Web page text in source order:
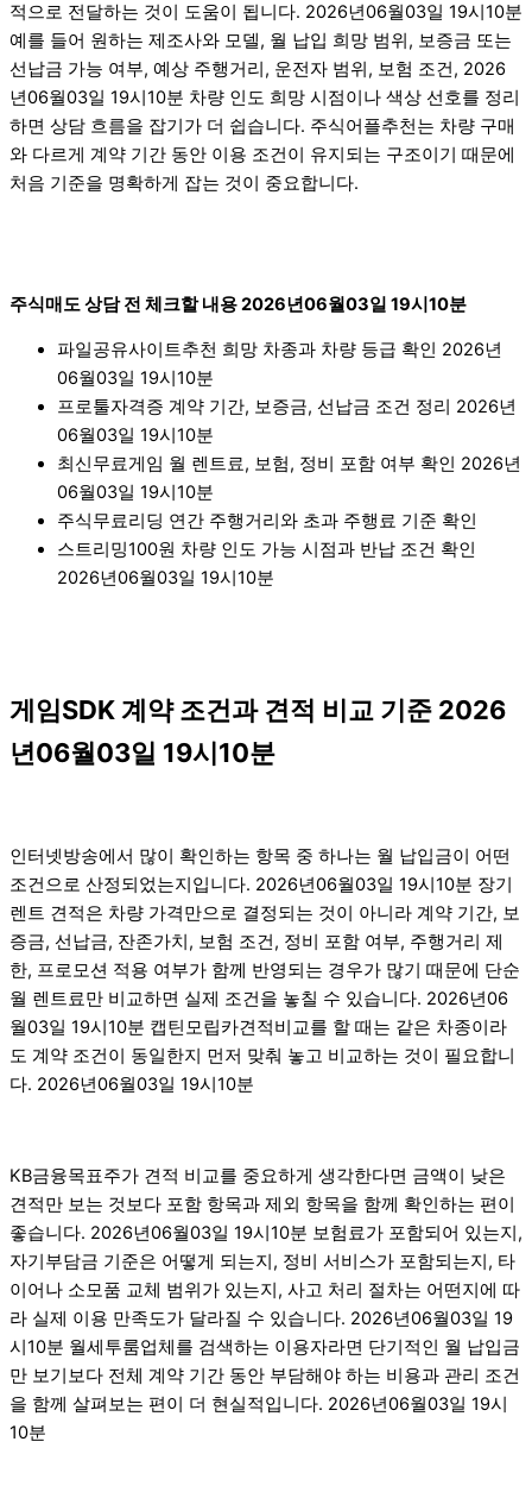
적으로 전달하는 것이 도움이 됩니다. 2026년06월03일 19시10분
예를 들어 원하는 제조사와 모델, 월 납입 희망 범위, 보증금 또는
선납금 가능 여부, 예상 주행거리, 운전자 범위, 보험 조건, 2026
년06월03일 19시10분 차량 인도 희망 시점이나 색상 선호를 정리
하면 상담 흐름을 잡기가 더 쉽습니다. 주식어플추천는 차량 구매
와 다르게 계약 기간 동안 이용 조건이 유지되는 구조이기 때문에
처음 기준을 명확하게 잡는 것이 중요합니다.
주식매도 상담 전 체크할 내용 2026년06월03일 19시10분
파일공유사이트추천 희망 차종과 차량 등급 확인 2026년
06월03일 19시10분
프로툴자격증 계약 기간, 보증금, 선납금 조건 정리 2026년
06월03일 19시10분
최신무료게임 월 렌트료, 보험, 정비 포함 여부 확인 2026년
06월03일 19시10분
주식무료리딩 연간 주행거리와 초과 주행료 기준 확인
스트리밍100원 차량 인도 가능 시점과 반납 조건 확인
2026년06월03일 19시10분
게임SDK 계약 조건과 견적 비교 기준 2026
년06월03일 19시10분
인터넷방송에서 많이 확인하는 항목 중 하나는 월 납입금이 어떤
조건으로 산정되었는지입니다. 2026년06월03일 19시10분 장기
렌트 견적은 차량 가격만으로 결정되는 것이 아니라 계약 기간, 보
증금, 선납금, 잔존가치, 보험 조건, 정비 포함 여부, 주행거리 제
한, 프로모션 적용 여부가 함께 반영되는 경우가 많기 때문에 단순
월 렌트료만 비교하면 실제 조건을 놓칠 수 있습니다. 2026년06
월03일 19시10분 캡틴모립카견적비교를 할 때는 같은 차종이라
도 계약 조건이 동일한지 먼저 맞춰 놓고 비교하는 것이 필요합니
다. 2026년06월03일 19시10분
KB금융목표주가 견적 비교를 중요하게 생각한다면 금액이 낮은
견적만 보는 것보다 포함 항목과 제외 항목을 함께 확인하는 편이
좋습니다. 2026년06월03일 19시10분 보험료가 포함되어 있는지,
자기부담금 기준은 어떻게 되는지, 정비 서비스가 포함되는지, 타
이어나 소모품 교체 범위가 있는지, 사고 처리 절차는 어떤지에 따
라 실제 이용 만족도가 달라질 수 있습니다. 2026년06월03일 19
시10분 월세투룸업체를 검색하는 이용자라면 단기적인 월 납입금
만 보기보다 전체 계약 기간 동안 부담해야 하는 비용과 관리 조건
을 함께 살펴보는 편이 더 현실적입니다. 2026년06월03일 19시
10분